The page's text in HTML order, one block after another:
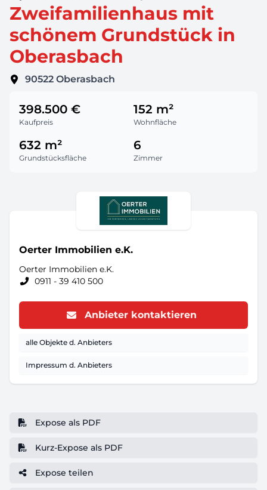
Zweifamilienhaus mit
schönem Grundstück in
Oberasbach
90522 Oberasbach
Kaufpreis
398.500 €
Wohnfläche
152 m²
Grundstücksfläche
632 m²
Zimmer
6
Oerter Immobilien e.K.
Oerter Immobilien e.K.
0911 - 39 410 500
Anbieter kontaktieren
alle Objekte d. Anbieters
Impressum d. Anbieters
Expose als PDF
Kurz-Expose als PDF
Expose teilen